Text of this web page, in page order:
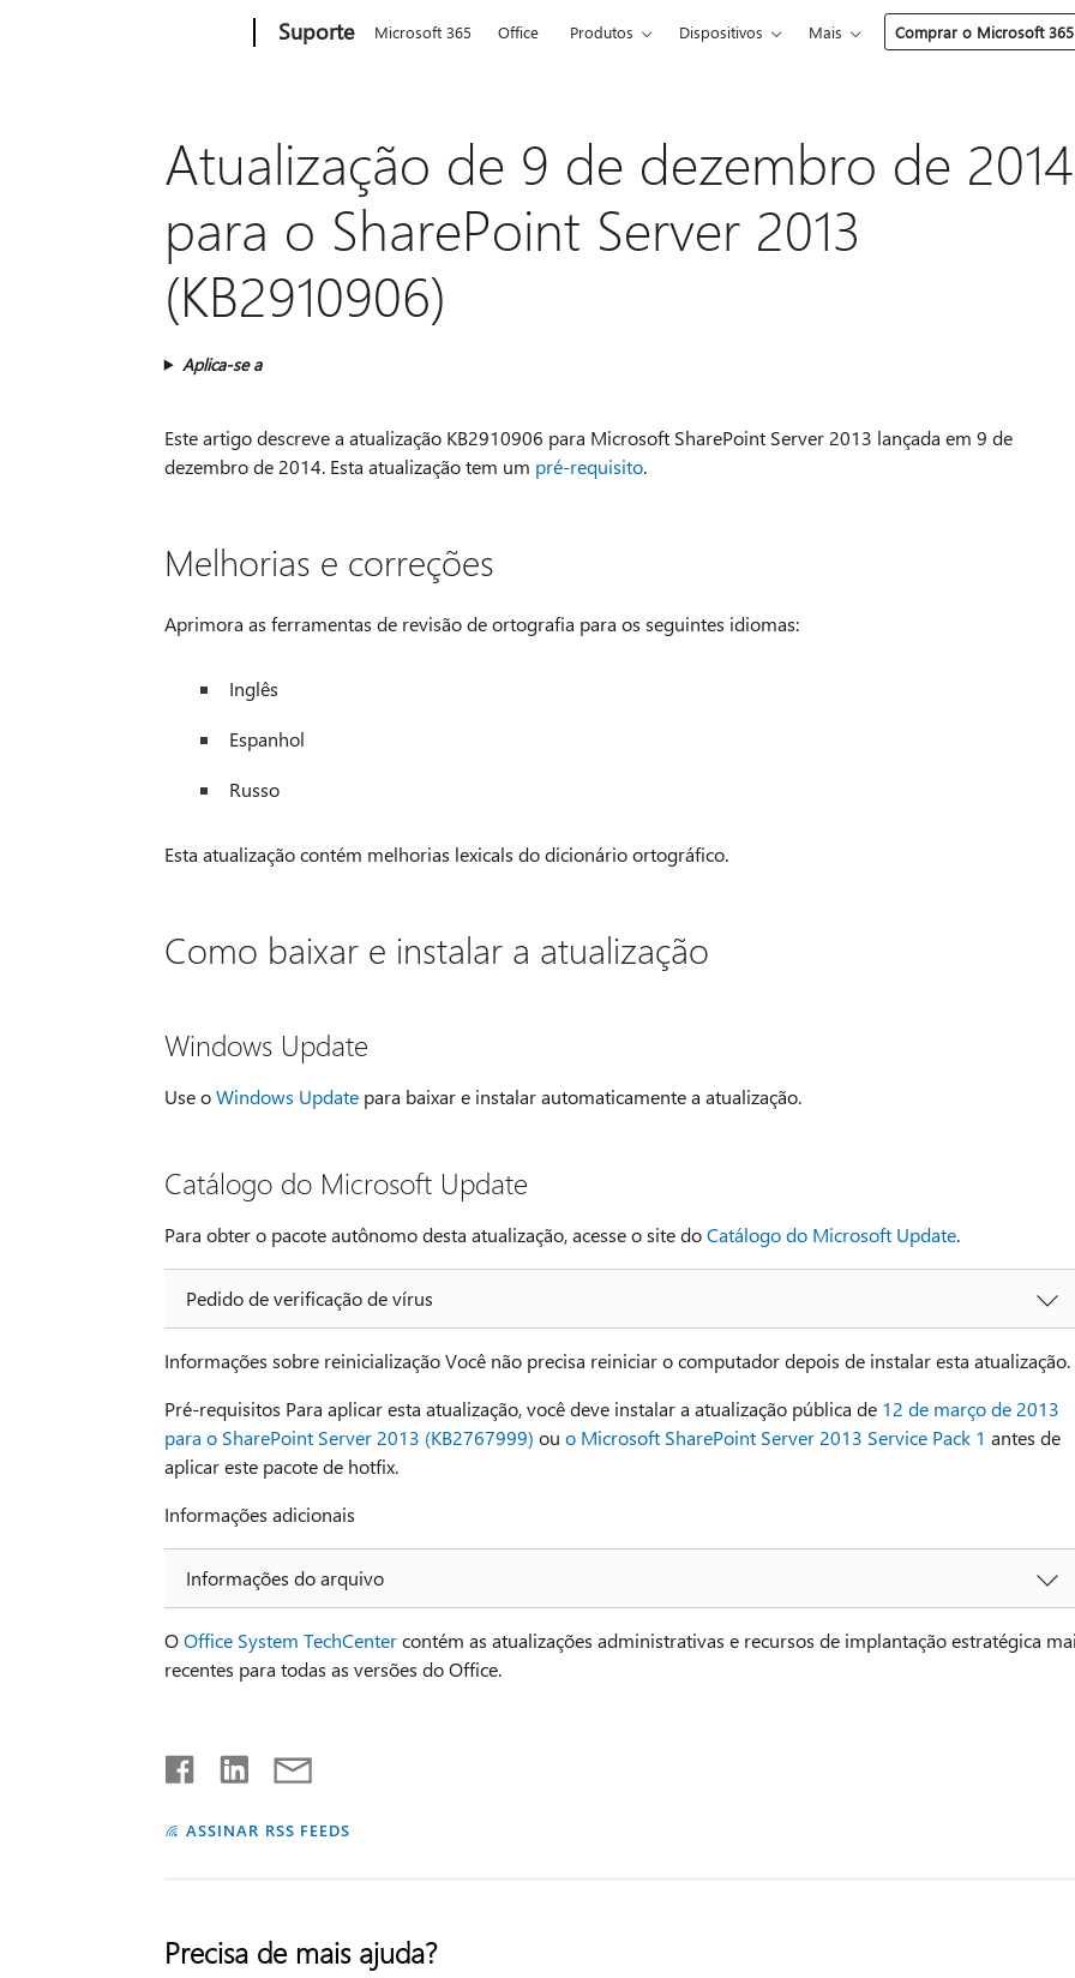
Suporte Microsoft 365 Office Produtos Dispositivos Mais Comprar o Microsoft 365
Atualização de 9 de dezembro de 2014
para o SharePoint Server 2013
(KB2910906)
Aplica-se a
Este artigo descreve a atualização KB2910906 para Microsoft SharePoint Server 2013 lançada em 9 de
dezembro de 2014. Esta atualização tem um pré-requisito.
Melhorias e correções
Aprimora as ferramentas de revisão de ortografia para os seguintes idiomas:
Inglês
Espanhol
Russo
Esta atualização contém melhorias lexicals do dicionário ortográfico.
Como baixar e instalar a atualização
Windows Update
Use oWindows Updatepara baixar e instalar automaticamente a atualização.
Catálogo do Microsoft Update
Para obter o pacote autônomo desta atualização, acesse o site doCatálogo do Microsoft Update.
Pedido de verificação de vírus
Informações sobre reinicialização Você não precisa reiniciar o computador depois de instalar esta atualização.
Pré-requisitos Para aplicar esta atualização, você deve instalar a atualização pública de 12 de março de 2013
para o SharePoint Server 2013 (KB2767999) ou o Microsoft SharePoint Server 2013 Service Pack 1 antes de
aplicar este pacote de hotfix.
Informações adicionais
Informações do arquivo
OOffice System TechCentercontém as atualizações administrativas e recursos de implantação estratégica
recentes para todas as versões do Office.
ASSINAR RSS FEEDS
Precisa de mais ajuda?